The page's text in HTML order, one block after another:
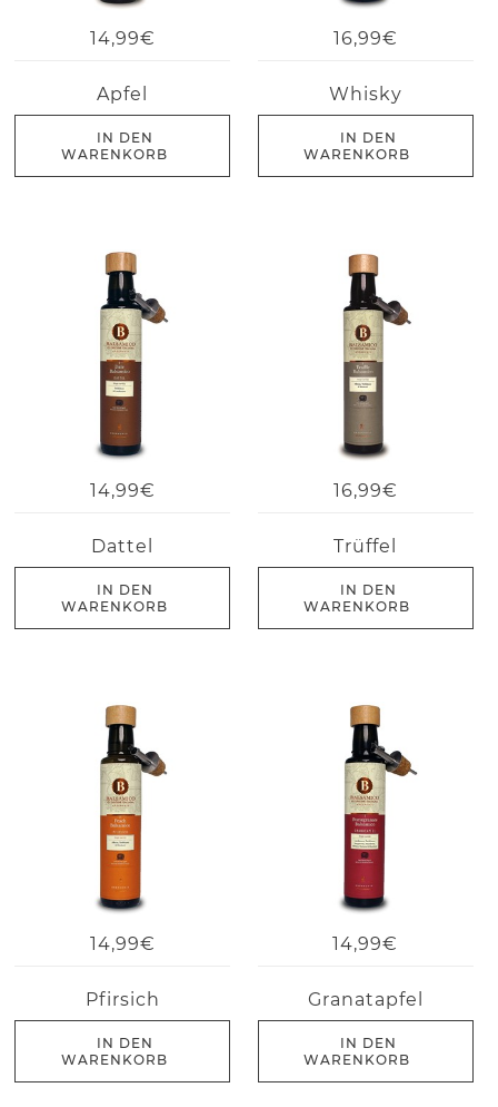
14,99€
Apfel
IN DEN
WARENKORB
16,99€
Whisky
IN DEN
WARENKORB
14,99€
Dattel
IN DEN
WARENKORB
16,99€
Trüffel
IN DEN
WARENKORB
14,99€
Pfirsich
IN DEN
WARENKORB
14,99€
Granatapfel
IN DEN
WARENKORB